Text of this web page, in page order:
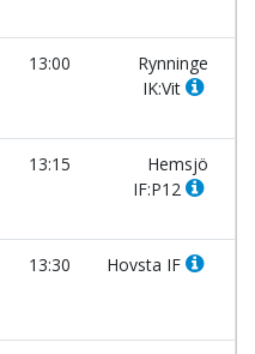
13:00
Rynninge
IK:Vit
13:15
Hemsjö
IF:P12
13:30 Hovsta IF